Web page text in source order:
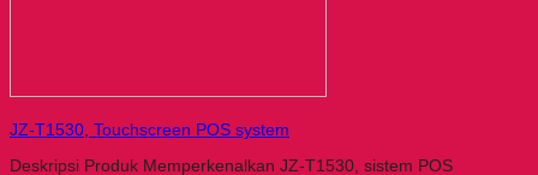
JZ-T1530, Touchscreen POS system
Deskripsi Produk Memperkenalkan JZ-T1530, sistem POS